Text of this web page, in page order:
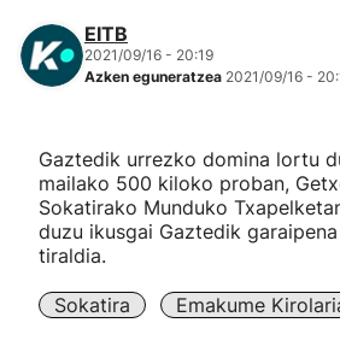
Atletismoa
Mendi-lasterketak
Kirol gehiago
EITB
2021/09/16 - 20:19
Azken eguneratzea 2021/09/16 -
Gaztedik urrezko domina lortu
mailako 500 kiloko proban,
Sokatirako Munduko
duzu ikusgai Gaztedik
tiraldia.
Sokatira Emakume